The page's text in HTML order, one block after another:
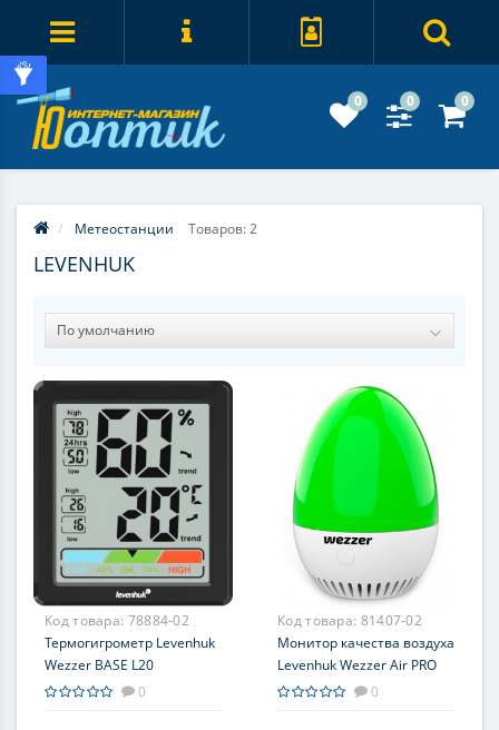
0 0 0
Метеостанции Товаров: 2
LEVENHUK
Код товара: 78884-02
Термогигрометр Levenhuk
Wezzer BASE L20
0
Код товара: 81407-02
Монитор качества воздуха
Levenhuk Wezzer Air PRO
DM20
0